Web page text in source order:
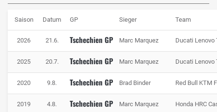
Durch die Lage des Kurses inmitten der hügeligen
Landschaft außerhalb von Brünn werden entlang der fast
5,5 Kilometer praktisch kaum künstliche Tribünen benötigt,
da die Naturtribünen am Streckenrand ideale Übersicht
bieten. Bei den Fans besonders beliebt ist die Passage
Geraden bei der Arbeit beobachten kann.
Saison Datum GP Sieger Team
2026 21.6. Tschechien GP Marc Marquez Ducati Lenovo
2025 20.7. Tschechien GP Marc Marquez Ducati Lenovo
2020 9.8. Tschechien GP Brad Binder Red Bull KTM
2019 4.8. Tschechien GP Marc Marquez Honda HRC